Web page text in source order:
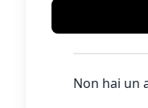
Non hai un